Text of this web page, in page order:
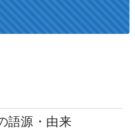
語源・由来